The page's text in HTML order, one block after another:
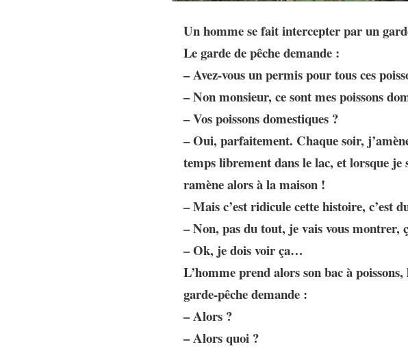
Un homme se fait intercepter par un
Le garde de pêche demande :
– Avez-vous un permis pour tous ces
– Non monsieur, ce sont mes poissons
– Vos poissons domestiques ?
– Oui, parfaitement. Chaque soir,
temps librement dans le lac, et lorsque je
ramène alors à la maison !
– Mais c’est ridicule cette histoire, c’est
– Non, pas du tout, je vais vous montrer,
– Ok, je dois voir ça…
L’homme prend alors son bac à
garde-pêche demande :
– Alors ?
– Alors quoi ?